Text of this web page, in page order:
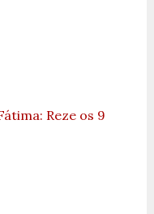
Reze os 9